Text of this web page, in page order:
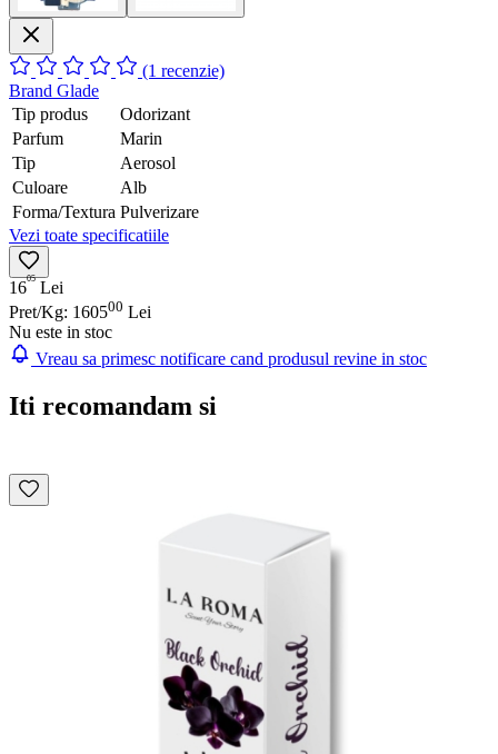
(1 recenzie)
Brand Glade
Tip produs
Odorizant
Parfum
Marin
Tip
Aerosol
Culoare
Alb
Forma/Textura Pulverizare
Vezi toate specificatiile
1605 Lei
Pret/Kg: 160500 Lei
Nu este in stoc
Vreau sa primesc notificare cand produsul revine in stoc
Iti recomandam si